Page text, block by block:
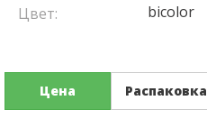
Цвет:
bicolor
Цена Распаковка